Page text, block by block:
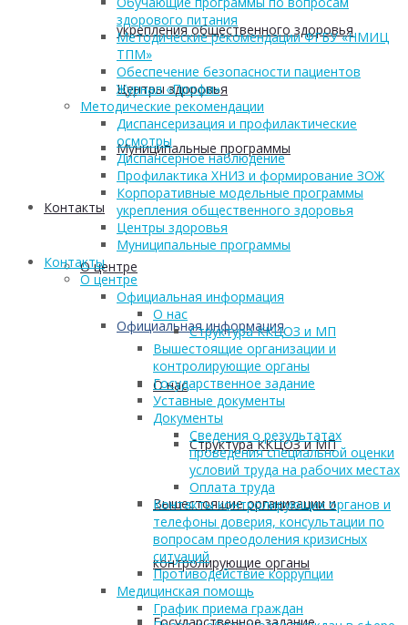
укрепления общественного здоровья
Центры здоровья
Муниципальные программы
Контакты
О центре
Официальная информация
О нас
Структура ККЦОЗ и МП
Вышестоящие организации и
контролирующие органы
здорового питания
Методические рекомендации ФГБУ «НМИЦ
ТПМ»
Обеспечение безопасности пациентов
Журнал «Профи»
Методические рекомендации
Диспансеризация и профилактические
осмотры
Диспансерное наблюдение
Профилактика ХНИЗ и формирование ЗОЖ
Корпоративные модельные программы
укрепления общественного здоровья
Центры здоровья
Муниципальные программы
Контакты
О центре
Официальная информация
О нас
Структура ККЦОЗ и МП
Вышестоящие организации и
контролирующие органы
Государственное задание
Уставные документы
Документы
Сведения о результатах
проведения специальной оценки
условий труда на рабочих местах
Оплата труда
Контакты контролирующих органов и
телефоны доверия, консультации по
вопросам преодоления кризисных
ситуаций
Противодействие коррупции
Медицинская помощь
График приема граждан